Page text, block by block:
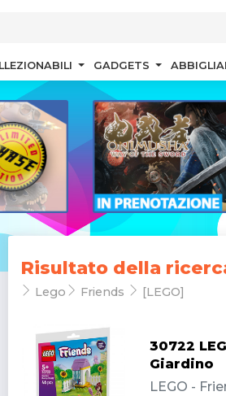
GADGETS
Risultato della
Lego Friends [LEGO]
30722
Giardino
LEGO -